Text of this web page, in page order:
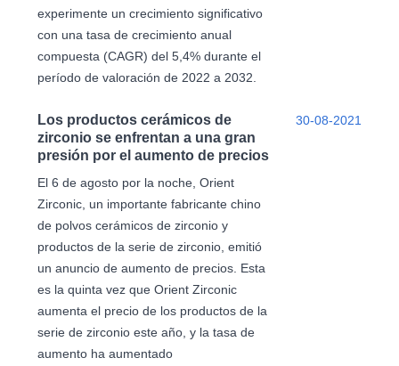
experimente un crecimiento significativo
con una tasa de crecimiento anual
compuesta (CAGR) del 5,4% durante el
período de valoración de 2022 a 2032.
Los productos cerámicos de
zirconio se enfrentan a una gran
presión por el aumento de precios
El 6 de agosto por la noche, Orient
Zirconic, un importante fabricante chino
de polvos cerámicos de zirconio y
productos de la serie de zirconio, emitió
un anuncio de aumento de precios. Esta
es la quinta vez que Orient Zirconic
aumenta el precio de los productos de la
serie de zirconio este año, y la tasa de
aumento ha aumentado
30-08-2021